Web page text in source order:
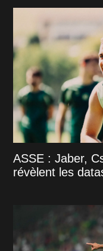
ASSE : Jaber,
révèlent les